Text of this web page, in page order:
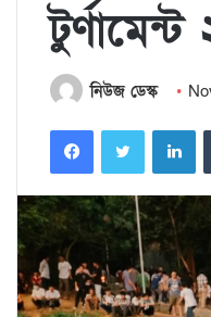
নিউজ ডেস্ক